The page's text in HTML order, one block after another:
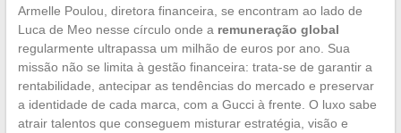
Armelle Poulou, diretora financeira, se encontram ao lado de
Luca de Meo nesse círculo onde a remuneração global
regularmente ultrapassa um milhão de euros por ano. Sua
missão não se limita à gestão financeira: trata-se de garantir a
rentabilidade, antecipar as tendências do mercado e preservar
a identidade de cada marca, com a Gucci à frente. O luxo sabe
atrair talentos que conseguem misturar estratégia, visão e